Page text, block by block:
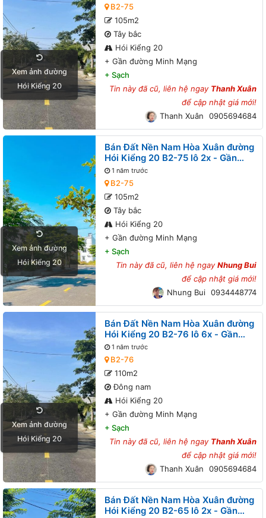
Xem ảnh đường
Hói Kiểng 20
B2-75
105m2
Tây bắc
Hói Kiểng 20
+ Gần đường Minh Mạng
+ Sạch
Tin này đã cũ, liên hệ ngay Thanh Xuân
để cập nhật giá mới!
Thanh Xuân
0905694684
Xem ảnh đường
Hói Kiểng 20
Bán Đất Nền Nam Hòa Xuân đường
Hói Kiểng 20 B2-75 lô 2x - Gần
đường Minh Mạng
1 năm trước
B2-75
105m2
Tây bắc
Hói Kiểng 20
+ Gần đường Minh Mạng
+ Sạch
Tin này đã cũ, liên hệ ngayNhung Bui
để cập nhật giá mới!
Nhung Bui 0934448774
Xem ảnh đường
Hói Kiểng 20
Bán Đất Nền Nam Hòa Xuân đường
Hói Kiểng 20 B2-76 lô 6x - Gần
đường Minh Mạng
1 năm trước
B2-76
110m2
Đông nam
Hói Kiểng 20
+ Gần đường Minh Mạng
+ Sạch
Tin này đã cũ, liên hệ ngay Thanh Xuân
để cập nhật giá mới!
Thanh Xuân
0905694684
Bán Đất Nền Nam Hòa Xuân đường
Hói Kiểng 20 B2-65 lô 2x - Gần